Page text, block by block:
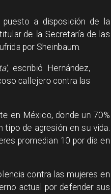
a disposición de la
de la Secretaría de las
por Sheinbaum.
escribió Hernández,
callejero contra las
en México, donde un 70%
de agresión en su vida.
promedian 10 por día en
contra las mujeres en
actual por defender sus